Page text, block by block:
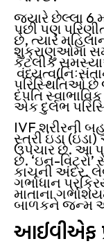
જ્યારે છેલ્લા 6
પછી પણ
છે, ત્યારે
શુક્રાણુઓમાં
કેટલીક
પરિસ્થિતિઓ છે
દંપતિ
એક દુર્લભ
IVF શરીરની
સ્ત્રી ઇંડા
ઉપચાર છે. આ
છે. ‘ઇન-
કાચની અંદર.
ગર્ભાધાન
માતાના
બાળકને જન્મ
આઈવીએફ